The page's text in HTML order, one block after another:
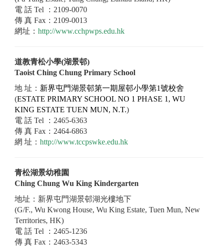
電 話 Tel ：2109-0070
傳 真 Fax：2109-0013
網址： http://www.cchpwps.edu.hk
道教青松小學(湖景邨)
Taoist Ching Chung Primary School
地 址： 新界屯門湖景邨第一期屋邨小學第1號校舍
(ESTATE PRIMARY SCHOOL NO 1 PHASE 1, WU
KING ESTATE TUEN MUN, N.T.)
電 話 Tel ：2465-6363
傳 真 Fax：2464-6863
網 址： http://www.tccpswke.edu.hk
青松湖景幼稚園
Ching Chung Wu King Kindergarten
地址：新界屯門湖景邨湖光樓地下
(G/F., Wu Kwong House, Wu King Estate, Tuen Mun, New
Territories, HK)
電 話 Tel ：2465-1236
傳 真 Fax：2463-5343